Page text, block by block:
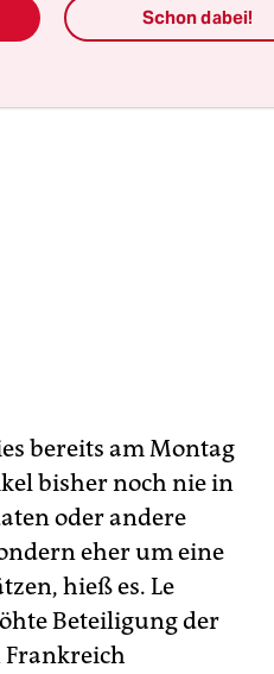
bereits am Montag
bisher noch nie in
oder andere
eher um eine
hieß es. Le
Beteiligung der
Frankreich
Schon dabei!